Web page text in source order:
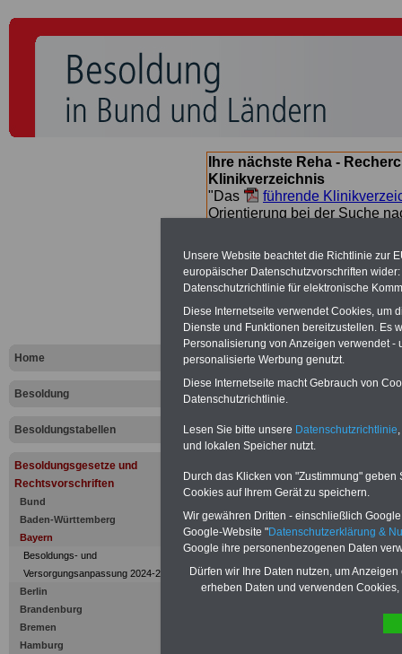
Home
Besoldung
Besoldungstabellen
Besoldungsgesetze und
Rechtsvorschriften
Bund
Baden-Württemberg
Bayern
Besoldungs- und
Versorgungsanpassung 2024-2025
Berlin
Brandenburg
Bremen
Hamburg
Ihre nächste Reha -
Klinikverzeichnis
"Das
führende
Orientierung bei der Suche
Angebote nach
Landes
Anlage
Unsere Website beachtet die Richtlinie zur
europäischer Datenschutzvorschriften
Datenschutzrichtlinie für elektronische
Diese Internetseite verwendet Cookies, um
Dienste und Funktionen bereitzustellen. Es
Personalisierung von Anzeigen verwendet
personalisierte Werbung genutzt.
Diese Internetseite macht Gebrauch von
Datenschutzrichtlinie.
Lesen Sie bitte unsere Datenschutzrichtlinie
und lokalen Speicher nutzt.
Durch das Klicken von "Zustimmung"
Cookies auf Ihrem Gerät zu speichern.
Wir gewähren Dritten - einschließlich
Google-Website "Datenschutzerklärung &
Google ihre personenbezogenen Daten
Dürfen wir Ihre Daten nutzen, um
erheben Daten und verwenden